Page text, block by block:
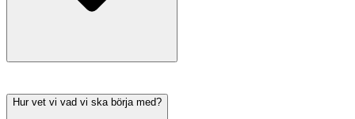
Hur vet vi vad vi ska börja med?